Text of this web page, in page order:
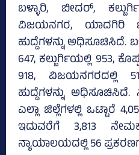
ಬಳ್ಳಾರಿ, ಬೀದರ್,
ವಿಜಯನಗರ, ಯಾದಗಿರಿ
ಹುದ್ದೆಗಳನ್ನು ಅಧಿಸೂಚಿಸಿದೆ.
647, ಕಲ್ಬುರ್ಗಿಯಲ್ಲಿ 953,
918, ವಿಜಯನಗರದಲ್ಲಿ
ಹುದ್ದೆಗಳನ್ನು
ಎಲ್ಲಾ ಜಿಲ್ಲೆಗಳಲ್ಲಿ ಒಟ್ಟಾರೆ
ಇದುವರೆಗೆ 3,813
ನ್ಯಾಯಾಲಯದಲ್ಲಿ 56